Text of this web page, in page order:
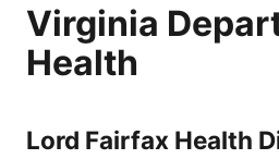
Virginia
Health
Lord Fairfax Health